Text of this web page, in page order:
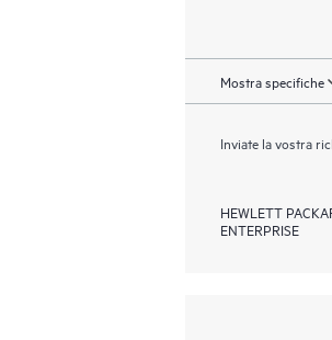
Mostra specifiche
Inviate la vostra
HEWLETT
ENTERPRISE